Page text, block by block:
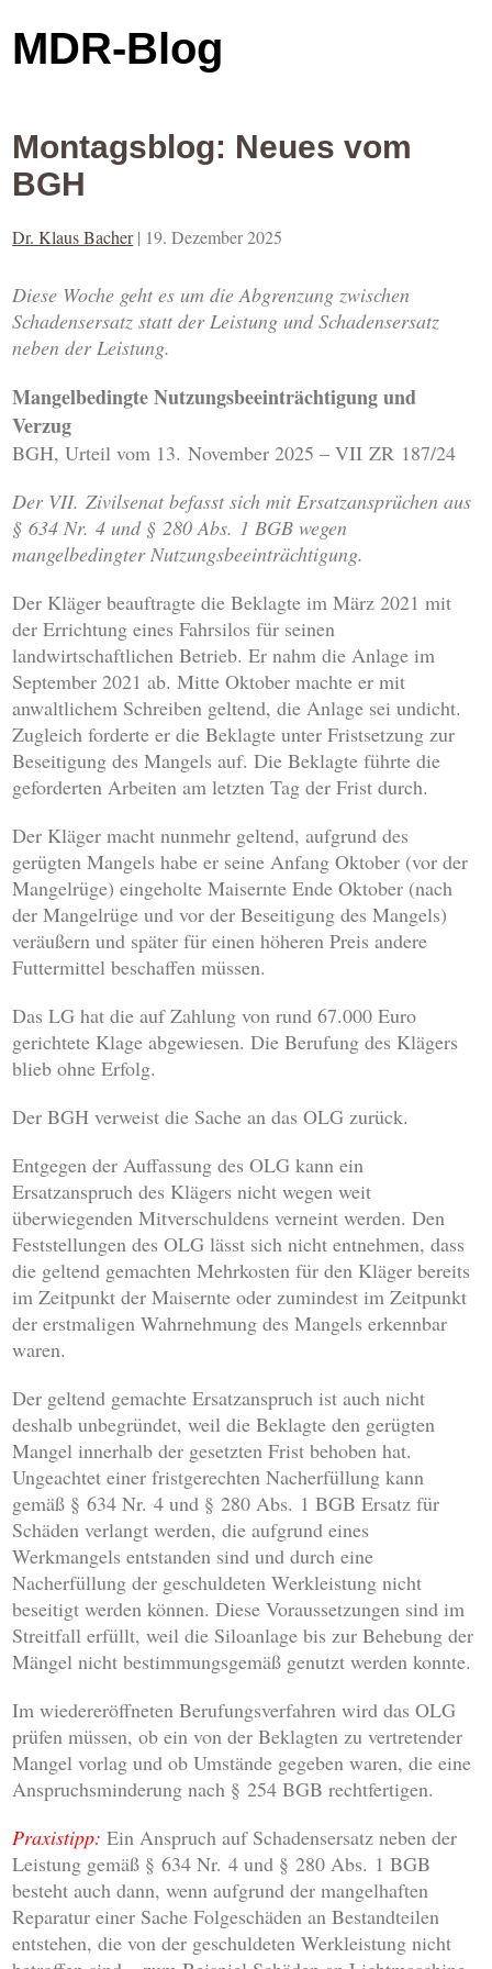
MDR-Blog
Montagsblog: Neues vom
BGH
Dr. Klaus Bacher | 19. Dezember 2025
Diese Woche geht es um die Abgrenzung zwischen
Schadensersatz statt der Leistung und Schadensersatz
neben der Leistung.
Mangelbedingte Nutzungsbeeinträchtigung und
Verzug
BGH, Urteil vom 13. November 2025 – VII ZR 187/24
Der VII. Zivilsenat befasst sich mit Ersatzansprüchen aus
§ 634 Nr. 4 und § 280 Abs. 1 BGB wegen
mangelbedingter Nutzungsbeeinträchtigung.
Der Kläger beauftragte die Beklagte im März 2021 mit
der Errichtung eines Fahrsilos für seinen
landwirtschaftlichen Betrieb. Er nahm die Anlage im
September 2021 ab. Mitte Oktober machte er mit
anwaltlichem Schreiben geltend, die Anlage sei undicht.
Zugleich forderte er die Beklagte unter Fristsetzung zur
Beseitigung des Mangels auf. Die Beklagte führte die
geforderten Arbeiten am letzten Tag der Frist durch.
Der Kläger macht nunmehr geltend, aufgrund des
gerügten Mangels habe er seine Anfang Oktober (vor der
Mangelrüge) eingeholte Maisernte Ende Oktober (nach
der Mangelrüge und vor der Beseitigung des Mangels)
veräußern und später für einen höheren Preis andere
Futtermittel beschaffen müssen.
Das LG hat die auf Zahlung von rund 67.000 Euro
gerichtete Klage abgewiesen. Die Berufung des Klägers
blieb ohne Erfolg.
Der BGH verweist die Sache an das OLG zurück.
Entgegen der Auffassung des OLG kann ein
Ersatzanspruch des Klägers nicht wegen weit
überwiegenden Mitverschuldens verneint werden. Den
Feststellungen des OLG lässt sich nicht entnehmen, dass
die geltend gemachten Mehrkosten für den Kläger bereits
im Zeitpunkt der Maisernte oder zumindest im Zeitpunkt
der erstmaligen Wahrnehmung des Mangels erkennbar
waren.
Der geltend gemachte Ersatzanspruch ist auch nicht
deshalb unbegründet, weil die Beklagte den gerügten
Mangel innerhalb der gesetzten Frist behoben hat.
Ungeachtet einer fristgerechten Nacherfüllung kann
gemäß § 634 Nr. 4 und § 280 Abs. 1 BGB Ersatz für
Schäden verlangt werden, die aufgrund eines
Werkmangels entstanden sind und durch eine
Nacherfüllung der geschuldeten Werkleistung nicht
beseitigt werden können. Diese Voraussetzungen sind im
Streitfall erfüllt, weil die Siloanlage bis zur Behebung der
Mängel nicht bestimmungsgemäß genutzt werden konnte.
Im wiedereröffneten Berufungsverfahren wird das OLG
prüfen müssen, ob ein von der Beklagten zu vertretender
Mangel vorlag und ob Umstände gegeben waren, die eine
Anspruchsminderung nach § 254 BGB rechtfertigen.
Praxistipp: Ein Anspruch auf Schadensersatz neben der
Leistung gemäß § 634 Nr. 4 und § 280 Abs. 1 BGB
besteht auch dann, wenn aufgrund der mangelhaften
Reparatur einer Sache Folgeschäden an Bestandteilen
entstehen, die von der geschuldeten Werkleistung nicht